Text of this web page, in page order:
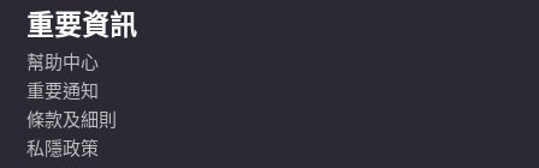
重要資訊
幫助中心
重要通知
條款及細則
私隱政策